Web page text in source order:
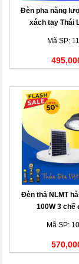
Đèn pha năng
xách tay Thái
Mã SP:
Đèn thả NLMT
100W 3 chế
Mã SP: